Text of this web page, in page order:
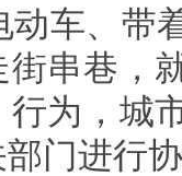
动车、带
串巷，
为，城
门进行